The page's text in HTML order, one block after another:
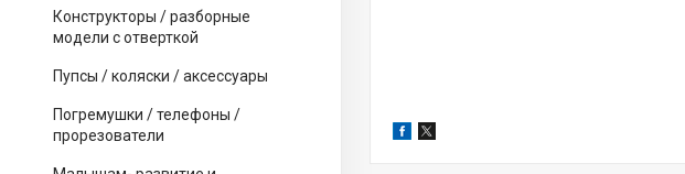
Конструкторы / разборные
модели с отверткой
Пупсы / коляски / аксессуары
Погремушки / телефоны /
прорезователи